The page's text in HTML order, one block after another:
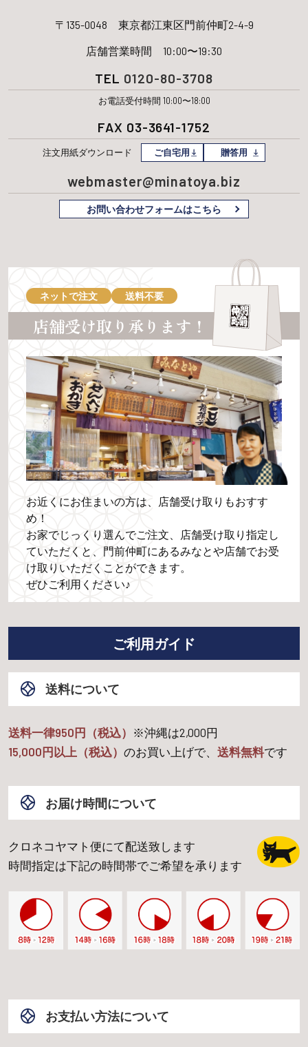
〒135-0048 東京都江東区門前仲町2-4-9
店舗営業時間 10:00〜19:30
TEL 0120-80-3708
お電話受付時間 10:00〜18:00
FAX 03-3641-1752
注文用紙ダウンロード ご自宅用 贈答用
webmaster@minatoya.biz
お問い合わせフォームはこちら
ネットで注文 送料不要
店舗受け取り承ります！
お近くにお住まいの方は、店舗受け取りもおすす
め！
お家でじっくり選んでご注文、店舗受け取り指定し
ていただくと、門前仲町にあるみなとや店舗でお受
け取りいただくことができます。
ぜひご利用ください♪
ご利用ガイド
送料について
送料一律950円（税込） ※沖縄は2,000円
15,000円以上（税込） のお買い上げで、 送料無料です
お届け時間について
クロネコヤマト便にて配送致します
時間指定は下記の時間帯でご希望を承ります
お支払い方法について